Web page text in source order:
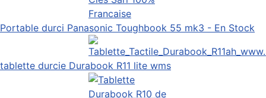
Portable durci Panasonic Toughbook 55 mk3 - En Stock
tablette durcie Durabook R11 lite wms